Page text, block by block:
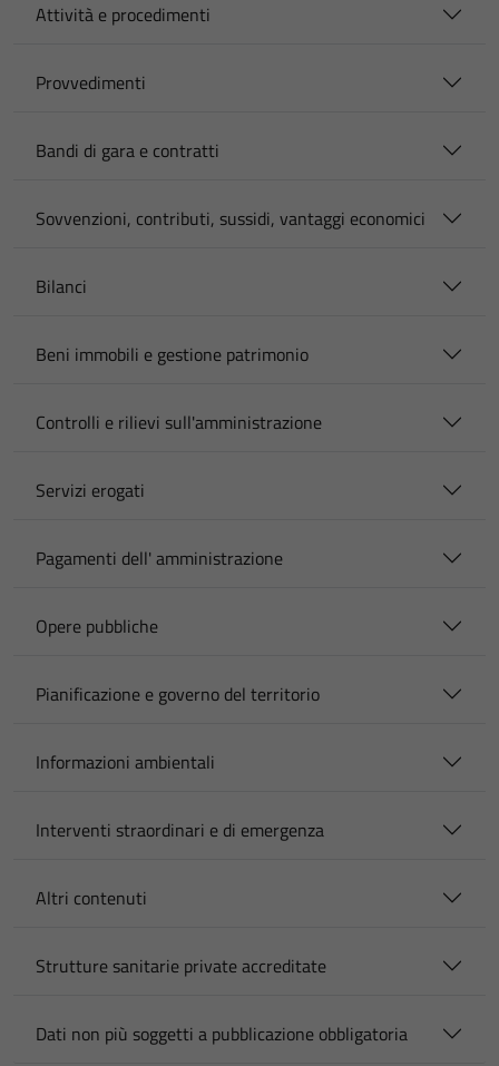
Attività e procedimenti
Provvedimenti
Bandi di gara e contratti
Sovvenzioni, contributi, sussidi, vantaggi economici
Bilanci
Beni immobili e gestione patrimonio
Controlli e rilievi sull'amministrazione
Servizi erogati
Pagamenti dell' amministrazione
Opere pubbliche
Pianificazione e governo del territorio
Informazioni ambientali
Interventi straordinari e di emergenza
Altri contenuti
Strutture sanitarie private accreditate
Dati non più soggetti a pubblicazione obbligatoria